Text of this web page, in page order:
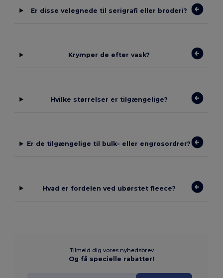
Er disse velegnede til serigrafi eller broderi?
Krymper de efter vask?
Hvilke størrelser er tilgængelige?
Er de tilgængelige til bulk- eller engrosordrer?
Hvad er fordelen ved ubørstet fleece?
Tilmeld dig vores nyhedsbrev
Og få specielle rabatter!